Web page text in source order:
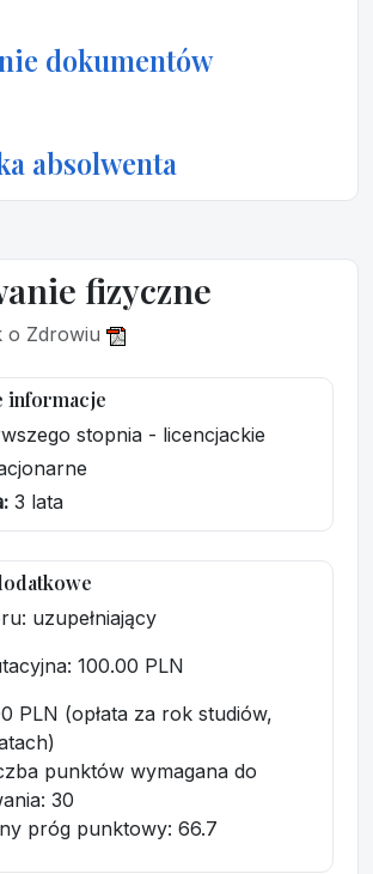
dokumentów
absolwenta
fizyczne
o Zdrowiu
informacje
stopnia - licencjackie
3 lata
uzupełniający
: 100.00 PLN
PLN (opłata za rok studiów,
punktów wymagana do
30
próg punktowy: 66.7